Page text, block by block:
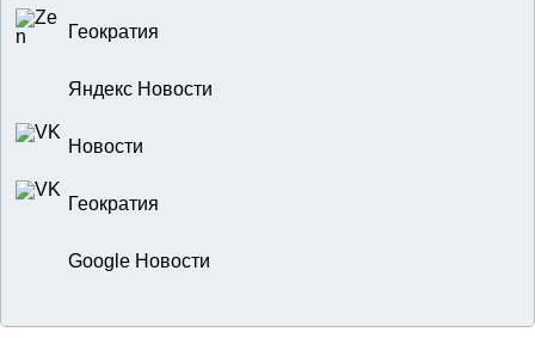
Геократия
Яндекс Новости
Новости
Геократия
Google Новости